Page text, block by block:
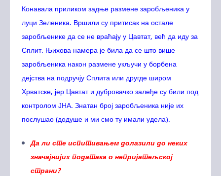
Конавала приликом задње размене заробљеника у
луци Зеленика. Вршили су притисак на остале
заробљенике да се не враћају у Цавтат, већ да иду за
Сплит. Њихова намера је била да се што више
заробљеника након размене укључи у борбена
дејства на подручју Сплита или другде широм
Хрватске, јер Цавтат и дубровачко залеђе су били под
контролом ЈНА. Знатан број заробљеника није их
послушао (додуше и ми смо ту имали удела).
Да ли сте испитивањем долазили до неких
значајнијих података о непријатељској
страни?